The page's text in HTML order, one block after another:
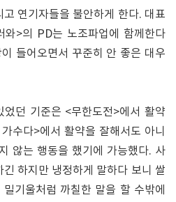
연기자들을 불안하게 한다. 대표
와>의 PD는 노조파업에 함께한다
들어오면서 꾸준히 안 좋은 대우
던 기준은 <무한도전>에서 활약
수다>에서 활약을 잘해서도 아니
않는 행동을 했기에 가능했다. 사
하지만 냉정하게 말하다 보니 쌀
기울처럼 까칠한 말을 할 수밖에